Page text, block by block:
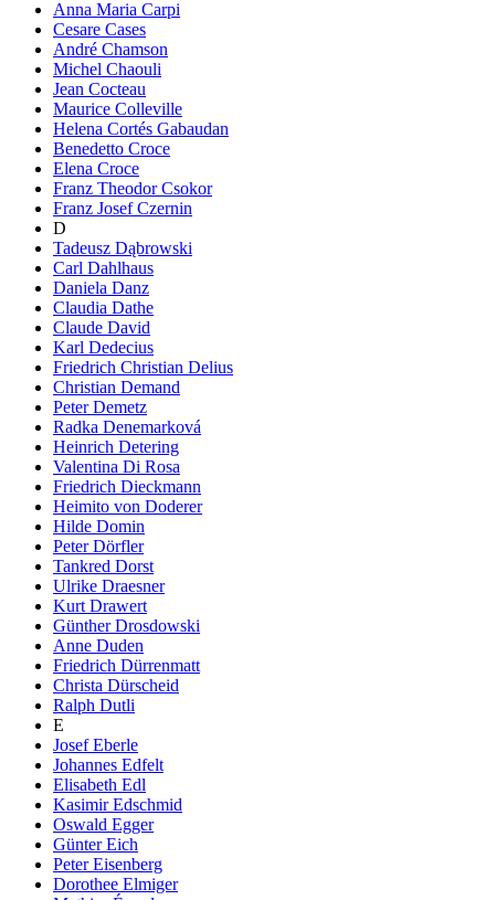
Anna Maria Carpi
Cesare Cases
André Chamson
Michel Chaouli
Jean Cocteau
Maurice Colleville
Helena Cortés Gabaudan
Benedetto Croce
Elena Croce
Franz Theodor Csokor
Franz Josef Czernin
D
Tadeusz Dąbrowski
Carl Dahlhaus
Daniela Danz
Claudia Dathe
Claude David
Karl Dedecius
Friedrich Christian Delius
Christian Demand
Peter Demetz
Radka Denemarková
Heinrich Detering
Valentina Di Rosa
Friedrich Dieckmann
Heimito von Doderer
Hilde Domin
Peter Dörfler
Tankred Dorst
Ulrike Draesner
Kurt Drawert
Günther Drosdowski
Anne Duden
Friedrich Dürrenmatt
Christa Dürscheid
Ralph Dutli
E
Josef Eberle
Johannes Edfelt
Elisabeth Edl
Kasimir Edschmid
Oswald Egger
Günter Eich
Peter Eisenberg
Dorothee Elmiger